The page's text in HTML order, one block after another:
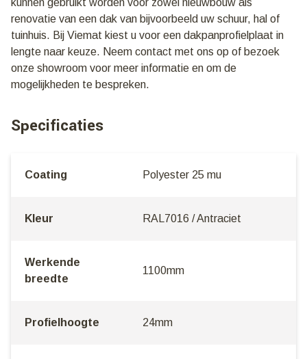
kunnen gebruikt worden voor zowel nieuwbouw als
renovatie van een dak van bijvoorbeeld uw schuur, hal of
tuinhuis. Bij Viemat kiest u voor een dakpanprofielplaat in
lengte naar keuze. Neem contact met ons op of bezoek
onze showroom voor meer informatie en om de
mogelijkheden te bespreken.
Specificaties
Coating Polyester 25 mu
Kleur RAL7016 / Antraciet
Werkende
breedte
1100mm
Profielhoogte 24mm